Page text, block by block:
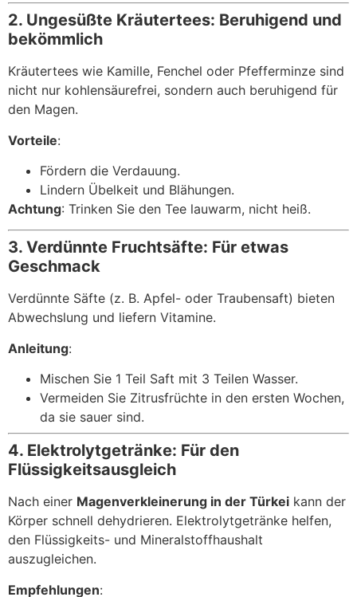
2. Ungesüßte Kräutertees: Beruhigend und
bekömmlich
Kräutertees wie Kamille, Fenchel oder Pfefferminze sind
nicht nur kohlensäurefrei, sondern auch beruhigend für
den Magen.
Vorteile:
Fördern die Verdauung.
Lindern Übelkeit und Blähungen.
Achtung: Trinken Sie den Tee lauwarm, nicht heiß.
3. Verdünnte Fruchtsäfte: Für etwas
Geschmack
Verdünnte Säfte (z. B. Apfel- oder Traubensaft) bieten
Abwechslung und liefern Vitamine.
Anleitung:
Mischen Sie 1 Teil Saft mit 3 Teilen Wasser.
Vermeiden Sie Zitrusfrüchte in den ersten Wochen,
da sie sauer sind.
4. Elektrolytgetränke: Für den
Flüssigkeitsausgleich
Nach einer Magenverkleinerung in der Türkei kann der
Körper schnell dehydrieren. Elektrolytgetränke helfen,
den Flüssigkeits- und Mineralstoffhaushalt
auszugleichen.
Empfehlungen: